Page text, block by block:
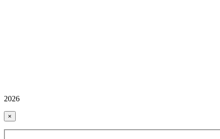
2026
×